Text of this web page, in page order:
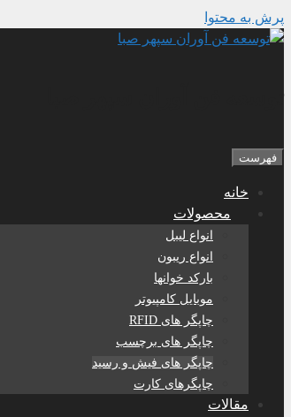
پرش به محتوا
فهرست
خانه
محصولات
انواع لیبل
انواع ریبون
بارکد خوانها
موبایل کامپیوتر
چاپگر های RFID
چاپگر های برچسب
چاپگر های فیش و رسید
چاپگرهای کارت
مقالات